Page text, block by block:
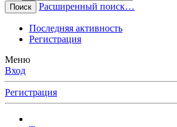
Поиск Расширенный поиск…
Последняя активность
Регистрация
Меню
Вход
Регистрация